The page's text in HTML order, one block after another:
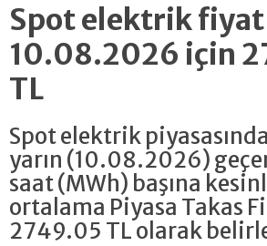
Spot elektrik
10.08.2026 için
TL
Spot elektrik
yarın (10.08.2026)
saat (MWh) başına
ortalama Piyasa Takas
2749.05 TL olarak